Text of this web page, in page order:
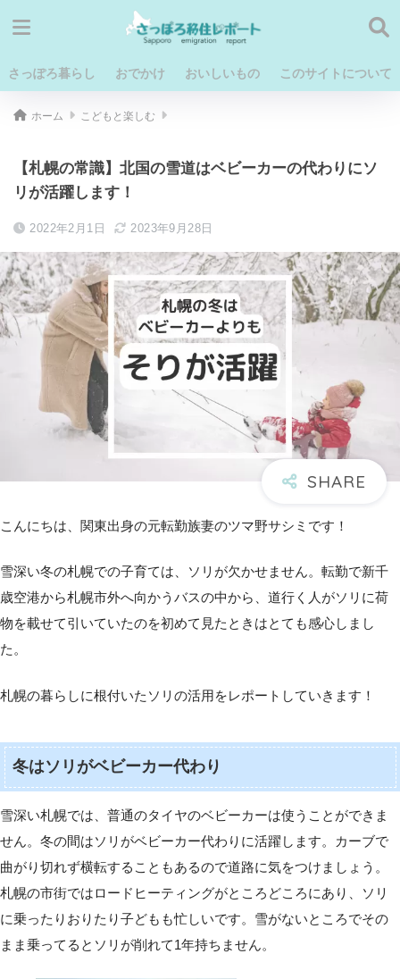
さっぽろ暮らし おでかけ おいしいもの このサイトについて
ホーム こどもと楽しむ
【札幌の常識】北国の雪道はベビーカーの代わりにソ
リが活躍します！
2022年2月1日 2023年9月28日
こんにちは、関東出身の元転勤族妻のツマ野サシミです！
雪深い冬の札幌での子育ては、ソリが欠かせません。転勤で新千
歳空港から札幌市外へ向かうバスの中から、道行く人がソリに荷
物を載せて引いていたのを初めて見たときはとても感心しまし
た。
札幌の暮らしに根付いたソリの活用をレポートしていきます！
冬はソリがベビーカー代わり
雪深い札幌では、普通のタイヤのベビーカーは使うことができま
せん。冬の間はソリがベビーカー代わりに活躍します。カーブで
曲がり切れず横転することもあるので道路に気をつけましょう。
札幌の市街ではロードヒーティングがところどころにあり、ソリ
に乗ったりおりたり子どもも忙しいです。雪がないところでその
まま乗ってるとソリが削れて1年持ちません。